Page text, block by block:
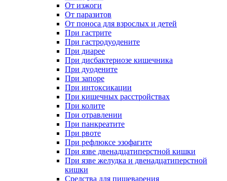
От изжоги
От паразитов
От поноса для взрослых и детей
При гастрите
При гастродуодените
При диарее
При дисбактериозе кишечника
При дуодените
При запоре
При интоксикации
При кишечных расстройствах
При колите
При отравлении
При панкреатите
При рвоте
При рефлюксе эзофагите
При язве двенадцатиперстной кишки
При язве желудка и двенадцатиперстной
кишки
Средства для пищеварения